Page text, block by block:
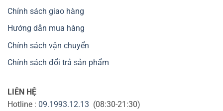
Chính sách giao hàng
Hướng dẫn mua hàng
Chính sách vận chuyển
Chính sách đổi trả sản phẩm
LIÊN HỆ
Hotline : 09.1993.12.13 (08:30-21:30)